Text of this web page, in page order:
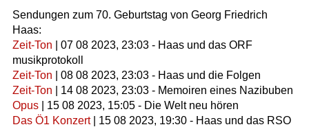
Sendungen zum 70. Geburtstag von Georg Friedrich
Haas:
Zeit-Ton | 07 08 2023, 23:03 - Haas und das ORF
musikprotokoll
Zeit-Ton | 08 08 2023, 23:03 - Haas und die Folgen
Zeit-Ton | 14 08 2023, 23:03 - Memoiren eines Nazibuben
Opus| 15 08 2023, 15:05 - Die Welt neu hören
Das Ö1 Konzert| 15 08 2023, 19:30 - Haas und das RSO